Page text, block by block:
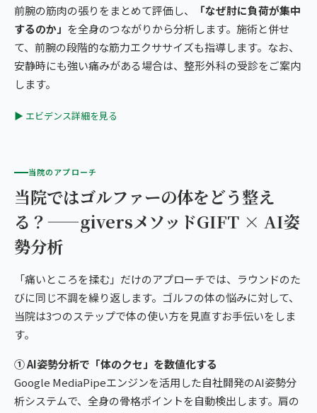
前腕の筋肉の張りをまとめて評価し、
「なぜ肘に負荷が集中
するのか」 を全身のつながりから分析します。施術と併せ
て、前腕の段階的な筋力エクササイズも指導します。なお、
安静時にも強い痛みがある場合は、整形外科の受診をご案内
します。
▶ エビデンス詳細を見る
当院のアプローチ
当院ではゴルファーの体をどう整え
る？——giversメソッドGIFT × AI姿
勢分析
「痛いところを揉む」だけのアプローチでは、ラウンドのた
びに同じ不調を繰り返します。ゴルフの体の悩みに対して、
当院は3つのステップで体の使い方を見直すお手伝いをしま
す。
① AI姿勢分析で「体のクセ」を数値化する
Google MediaPipeエンジンを活用した自社開発のAI姿勢分
析システムで、全身の骨格ポイントを自動検出します。肩の